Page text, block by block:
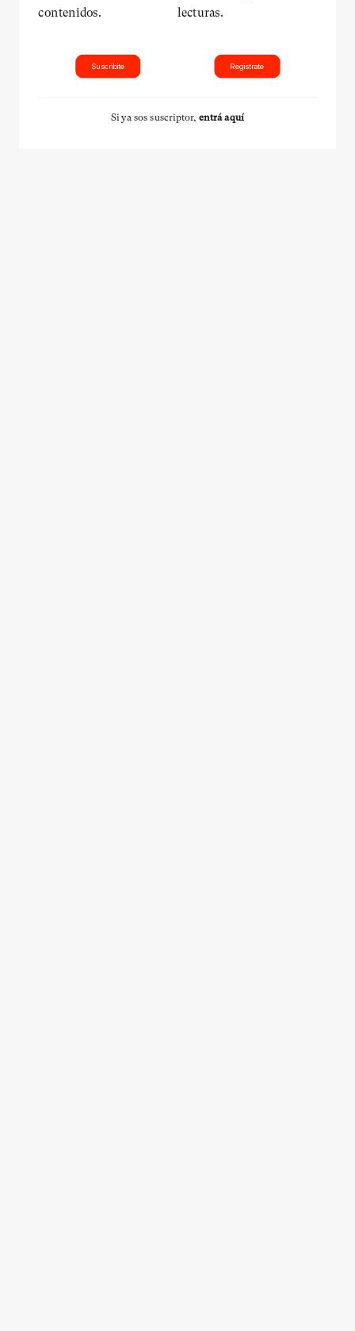
contenidos.
Suscribite
lecturas.
Registrate
Si ya sos suscriptor, entrá aquí